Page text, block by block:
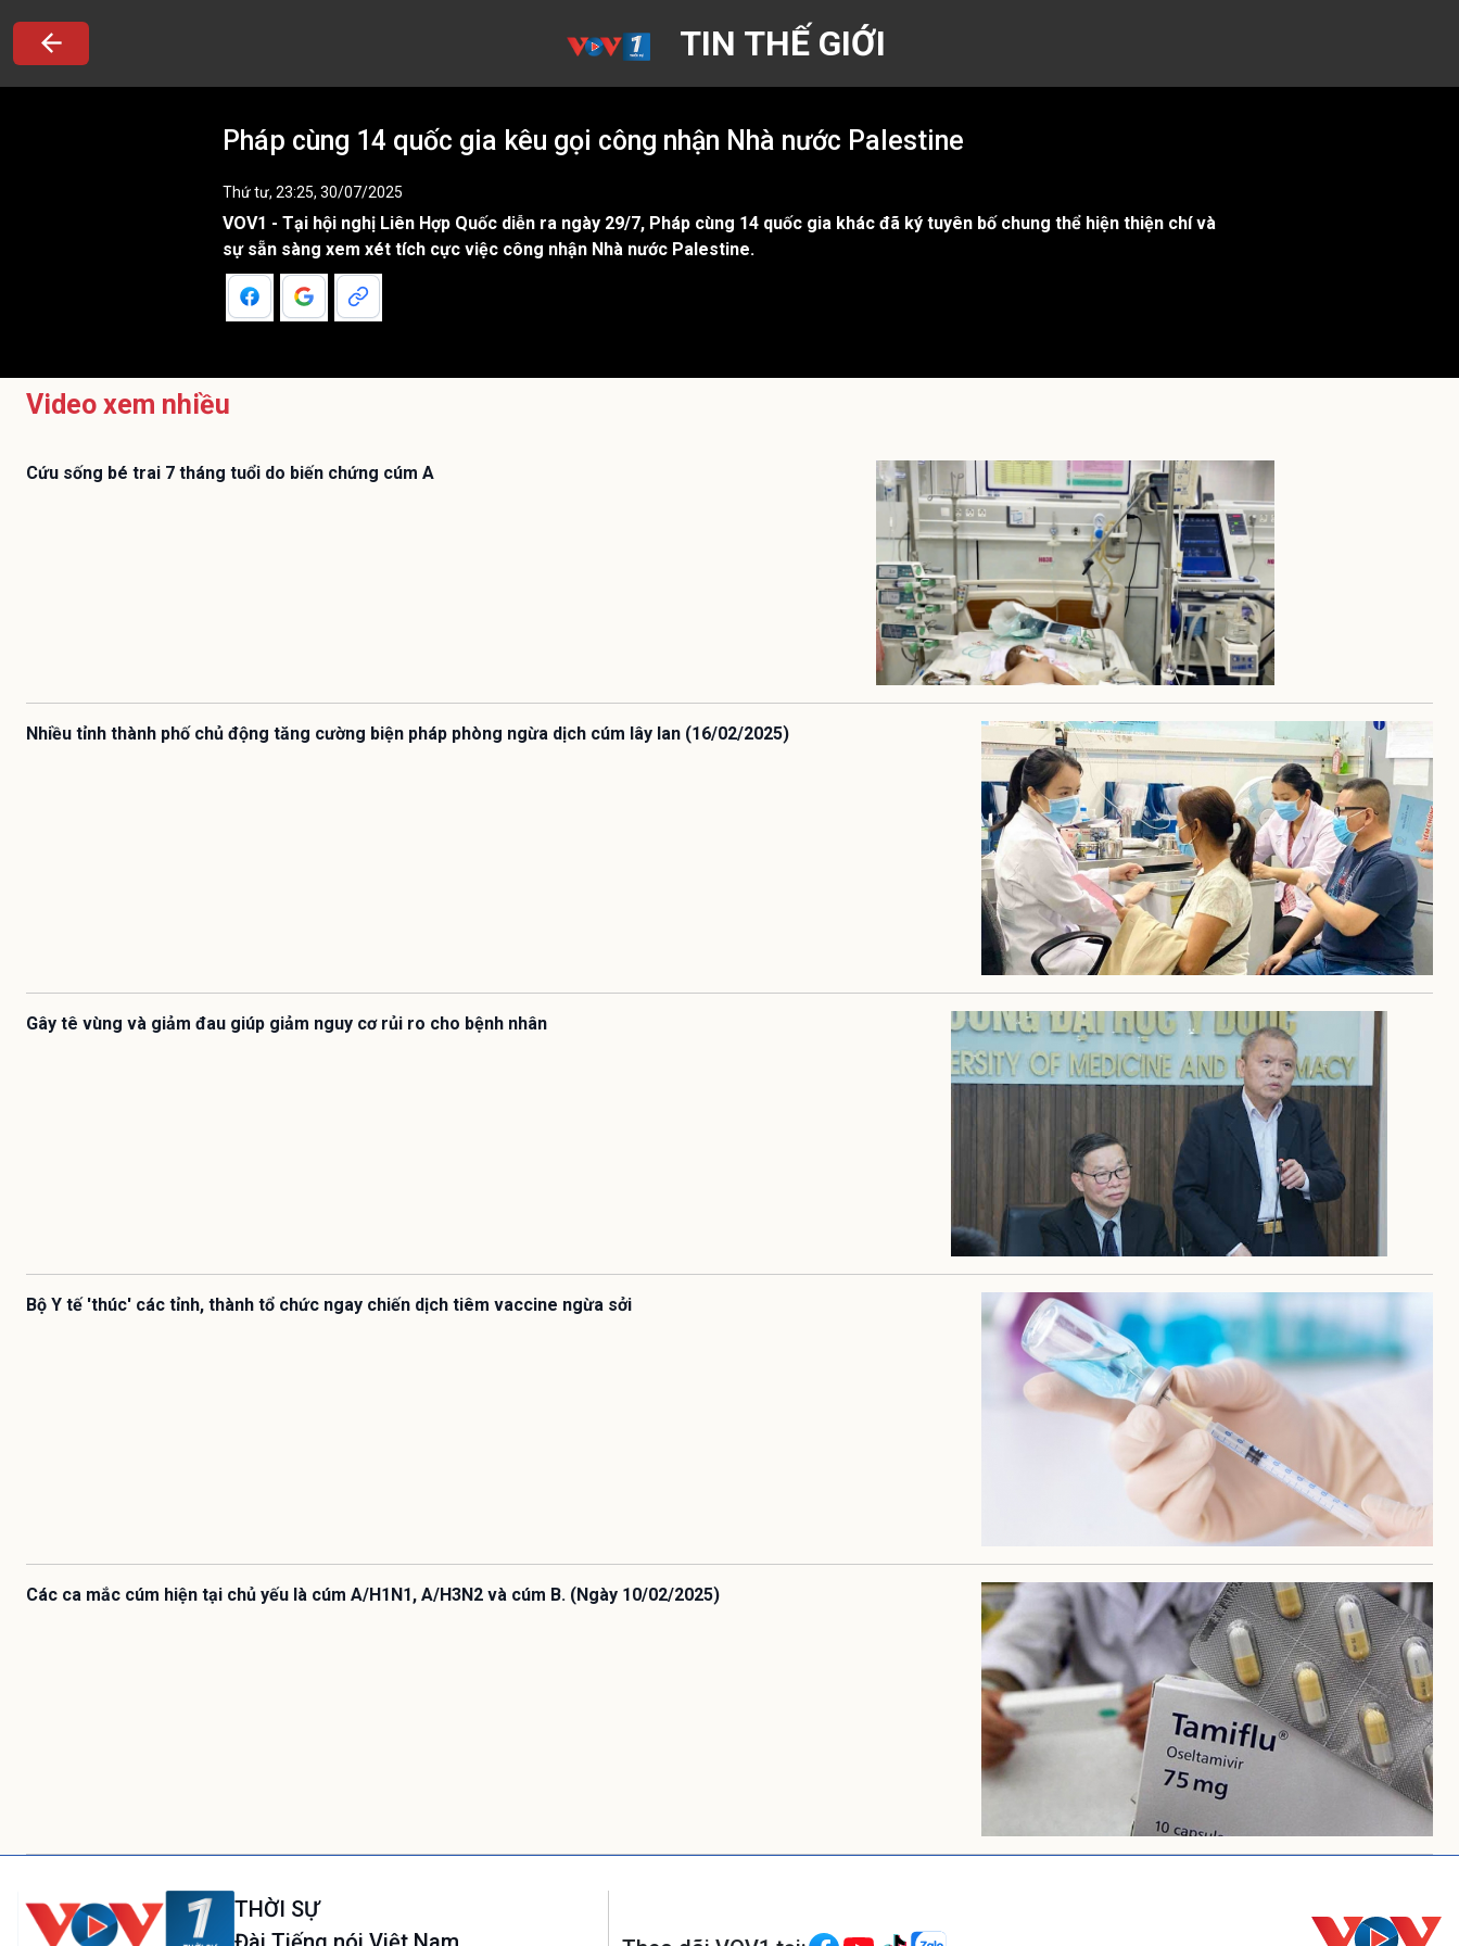
TIN THẾ GIỚI
Pháp cùng 14 quốc gia kêu gọi công nhận Nhà nước Palestine
Thứ tư, 23:25, 30/07/2025
VOV1 - Tại hội nghị Liên Hợp Quốc diễn ra ngày 29/7, Pháp cùng 14 quốc gia khác đã ký tuyên bố chung thể hiện thiện chí và
sự sẵn sàng xem xét tích cực việc công nhận Nhà nước Palestine.
Video xem nhiều
Cứu sống bé trai 7 tháng tuổi do biến chứng cúm A
Nhiều tỉnh thành phố chủ động tăng cường biện pháp phòng ngừa dịch cúm lây lan (16/02/2025)
Gây tê vùng và giảm đau giúp giảm nguy cơ rủi ro cho bệnh nhân
Bộ Y tế 'thúc' các tỉnh, thành tổ chức ngay chiến dịch tiêm vaccine ngừa sởi
Các ca mắc cúm hiện tại chủ yếu là cúm A/H1N1, A/H3N2 và cúm B. (Ngày 10/02/2025)
THỜI SỰ